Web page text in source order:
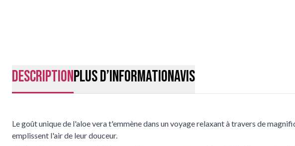
DescriptionPlus d’informationAvis
Le goût unique de l'aloe vera t'emmène dans un voyage relaxant à travers de
emplissent l'air de leur douceur.